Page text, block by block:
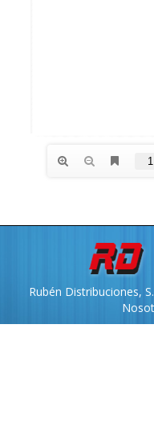
Rubén Distribuciones,